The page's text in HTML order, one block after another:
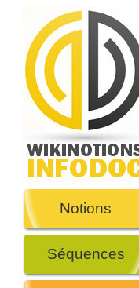
Notions
Séquences